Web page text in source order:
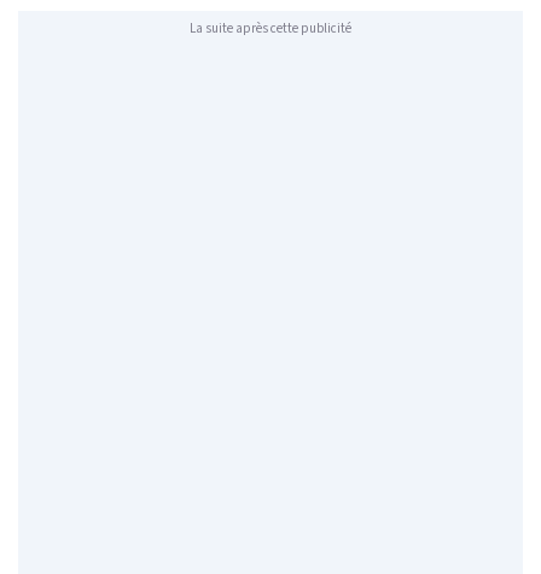
La suite après cette publicité